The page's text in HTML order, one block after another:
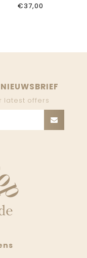
€37,00
latest offers